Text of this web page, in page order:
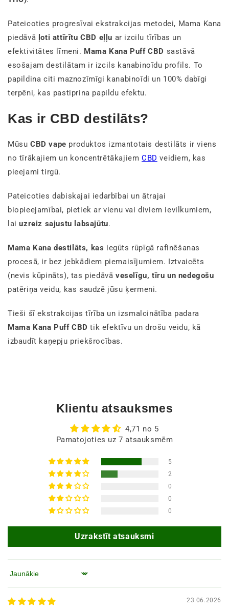
Pateicoties progresīvai ekstrakcijas metodei, Mama Kana
piedāvā ļoti attīrītu CBD eļļu ar izcilu tīrības un
efektivitātes līmeni. Mama Kana Puff CBD sastāvā
esošajam destilātam ir izcils kanabinoīdu profils. To
papildina citi maznozīmīgi kanabinoīdi un 100% dabīgi
terpēni, kas pastiprina papildu efektu.
Kas ir CBD destilāts?
Mūsu CBD vape produktos izmantotais destilāts ir viens
no tīrākajiem un koncentrētākajiem CBD veidiem, kas
pieejami tirgū.
Pateicoties dabiskajai iedarbībai un ātrajai
biopieejamībai, pietiek ar vienu vai diviem ievilkumiem,
laiuzreiz sajustu labsajūtu.
Mama Kana destilāts, kas iegūts rūpīgā rafinēšanas
procesā, ir bez jebkādiem piemaisījumiem. Iztvaicēts
(nevis kūpināts), tas piedāvāveselīgu, tīru un nedegošu
patēriņa veidu, kas saudzē jūsu ķermeni.
Tieši šī ekstrakcijas tīrība un izsmalcinātība padara
Mama Kana Puff CBD tik efektīvu un drošu veidu, kā
izbaudīt kaņepju priekšrocības.
Klientu atsauksmes
4,71 no 5
Pamatojoties uz 7 atsauksmēm
5
2
0
0
0
Uzrakstīt atsauksmi
Kārtot pēc
23.06.2026